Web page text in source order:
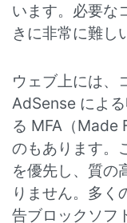
います。必要な
きに非常に難し
ウェブ上には、
AdSense によ
る MFA（Made
のもあります。
を優先し、質の
りません。多く
告ブロックソフ